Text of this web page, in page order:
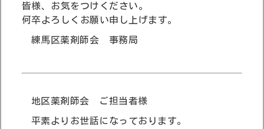
皆様、お気をつけください。
何卒よろしくお願い申し上げます。
練馬区薬剤師会 事務局
地区薬剤師会 ご担当者様
平素よりお世話になっております。